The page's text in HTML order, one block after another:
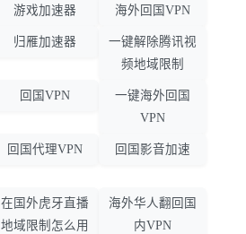
游戏加速器 海外回国VPN
归雁加速器
一键解除腾讯视
频地域限制
回国VPN
一键海外回国
VPN
回国代理VPN 回国影音加速
在国外虎牙直播
地域限制怎么用
海外华人翻回国
内VPN